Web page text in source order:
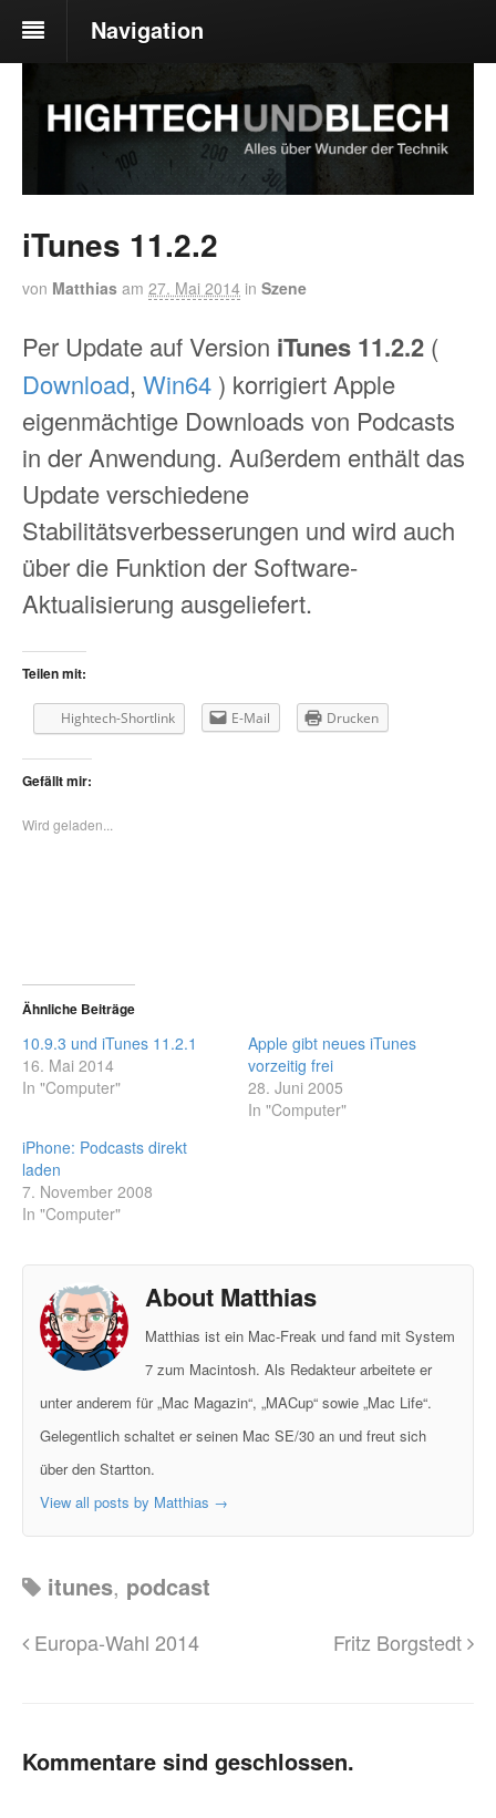
Navigation
iTunes 11.2.2
von Matthias am 27. Mai 2014 in Szene
Per Update auf Version iTunes 11.2.2 (
Download, Win64 ) korrigiert Apple
eigenmächtige Downloads von Podcasts
in der Anwendung. Außerdem enthält das
Update verschiedene
Stabilitätsverbesserungen und wird auch
über die Funktion der Software-
Aktualisierung ausgeliefert.
Teilen mit:
Hightech-Shortlink E-Mail Drucken
Gefällt mir:
Wird geladen...
Ähnliche Beiträge
10.9.3 und iTunes 11.2.1
16. Mai 2014
In "Computer"
Apple gibt neues iTunes
vorzeitig frei
28. Juni 2005
In "Computer"
iPhone: Podcasts direkt
laden
7. November 2008
In "Computer"
About Matthias
Matthias ist ein Mac-Freak und fand mit System
7 zum Macintosh. Als Redakteur arbeitete er
unter anderem für „Mac Magazin“, „MACup“ sowie „Mac Life“.
Gelegentlich schaltet er seinen Mac SE/30 an und freut sich
über den Startton.
View all posts by Matthias →
itunes, podcast
Europa-Wahl 2014 Fritz Borgstedt
Kommentare sind geschlossen.